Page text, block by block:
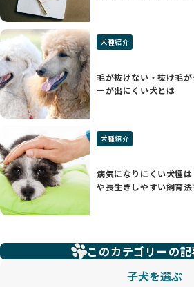
犬種紹介
毛が抜けない・抜け毛
ーが出にくい犬とは
犬種紹介
病気になりにくい犬種
や長生きしやすい飼育
このカテゴリーの
子犬を選ぶ